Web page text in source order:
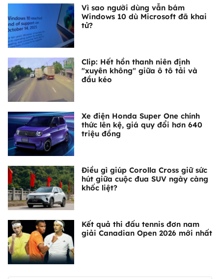
Vì sao người dùng vẫn bám
Windows 10 dù Microsoft đã khai
tử?
Clip: Hết hồn thanh niên định
"xuyên không" giữa ô tô tải và
đầu kéo
Xe điện Honda Super One chính
thức lên kệ, giá quy đổi hơn 640
triệu đồng
Điều gì giúp Corolla Cross giữ sức
hút giữa cuộc đua SUV ngày càng
khốc liệt?
Kết quả thi đấu tennis đơn nam
giải Canadian Open 2026 mới nhất